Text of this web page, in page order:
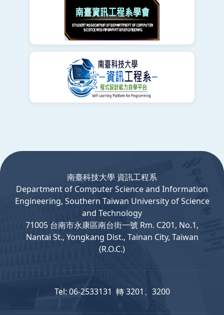
南臺科技大學 資訊工程系
Departmentof ComputerScience and Information
Engineering, Southern Taiwan University of Science
and Technology
71005 台南市永康區南台街一號 Rm. C201, No.1,
Nantai St., Yongkang Dist., Tainan City, Taiwan
(R.O.C.)
Tel: 06-2533131 轉 3201、3200